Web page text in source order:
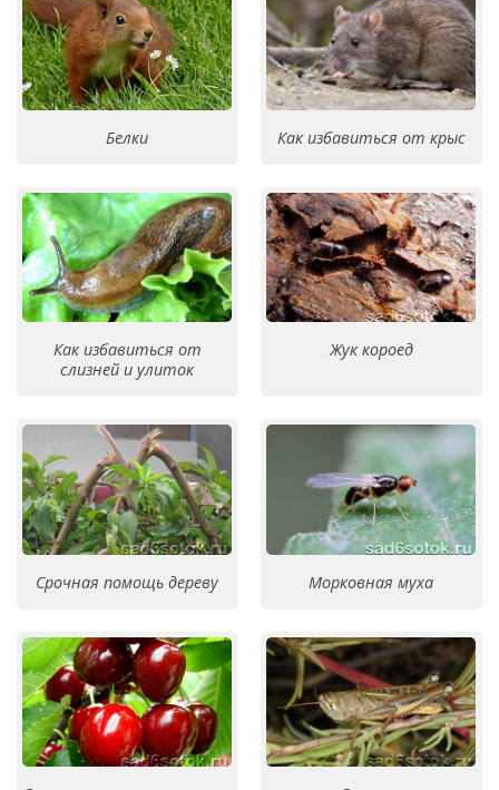
Белки Как избавиться от крыс
Как избавиться от
слизней и улиток
Жук короед
Срочная помощь дереву Морковная муха